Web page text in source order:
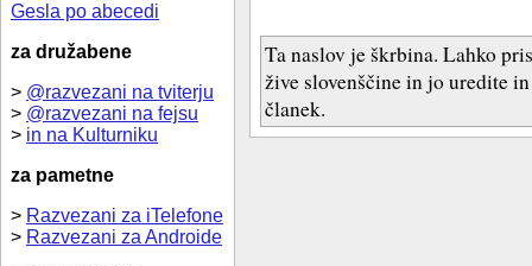
Gesla po abecedi
za družabene
> @razvezani na tviterju
> @razvezani na fejsu
> in na Kulturniku
za pametne
> Razvezani za iTelefone
> Razvezani za Androide
Ta naslov je škrbina. Lahko
žive slovenščine in jo uredite
članek.